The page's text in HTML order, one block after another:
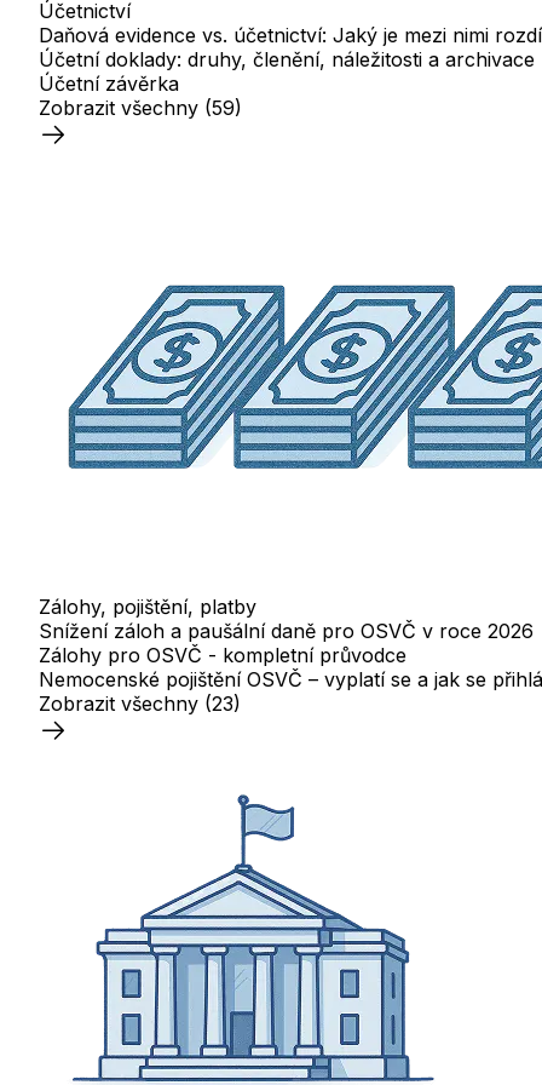
Účetnictví
Daňová evidence vs. účetnictví: Jaký je mezi nimi
Účetní doklady: druhy, členění, náležitosti a archivace
Účetní závěrka
Zobrazit všechny (59)
Zálohy, pojištění, platby
Snížení záloh a paušální daně pro OSVČ v roce 2026
Zálohy pro OSVČ - kompletní průvodce
Nemocenské pojištění OSVČ – vyplatí se a jak se
Zobrazit všechny (23)